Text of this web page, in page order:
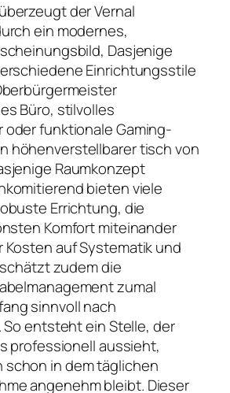
der Vernal
ein modernes,
Dasjenige
Einrichtungsstile
Büro, stilvolles
oder funktionale Gaming-
höhenverstellbarer tisch von
Raumkonzept
bieten viele
Errichtung, die
Komfort miteinander
Kosten auf Systematik und
zudem die
zumal
sinnvoll nach
So entsteht ein Stelle, der
professionell aussieht,
schon in dem täglichen
angenehm bleibt. Dieser